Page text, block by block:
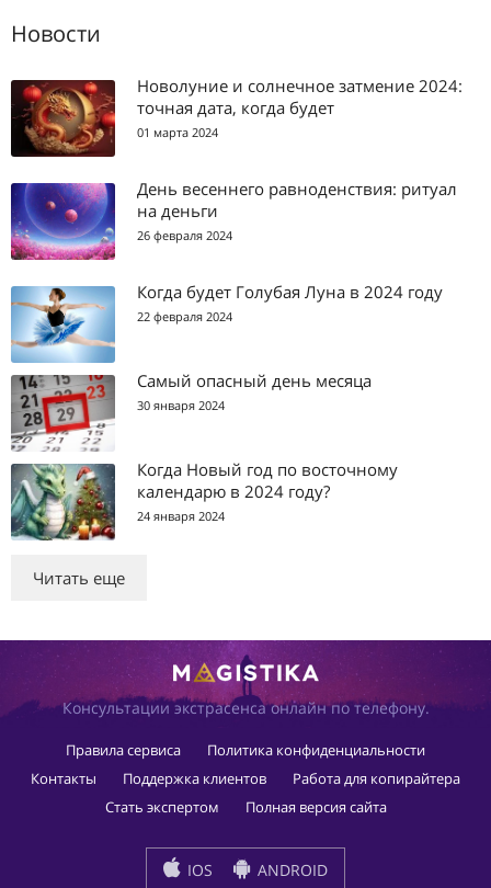
Новости
Новолуние и солнечное затмение 2024:
точная дата, когда будет
01 марта 2024
День весеннего равноденствия: ритуал
на деньги
26 февраля 2024
Когда будет Голубая Луна в 2024 году
22 февраля 2024
Самый опасный день месяца
30 января 2024
Когда Новый год по восточному
календарю в 2024 году?
24 января 2024
Читать еще
Консультации экстрасенса онлайн по телефону.
Правила сервиса
Политика конфиденциальности
Контакты
Поддержка клиентов
Работа для копирайтера
Стать экспертом
Полная версия сайта
IOS ANDROID